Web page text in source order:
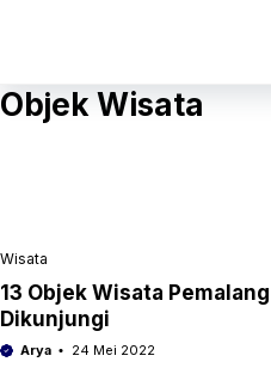
Objek Wisata
Wisata
13 Objek Wisata
Dikunjungi
Arya 24 Mei 2022